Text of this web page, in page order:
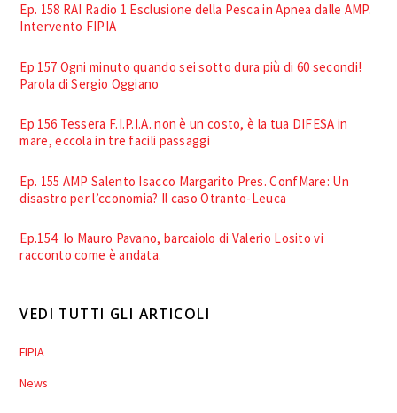
Ep. 158 RAI Radio 1 Esclusione della Pesca in Apnea dalle AMP.
Intervento FIPIA
Ep 157 Ogni minuto quando sei sotto dura più di 60 secondi!
Parola di Sergio Oggiano
Ep 156 Tessera F.I.P.I.A. non è un costo, è la tua DIFESA in
mare, eccola in tre facili passaggi
Ep. 155 AMP Salento Isacco Margarito Pres. ConfMare: Un
disastro per l’cconomia? Il caso Otranto-Leuca
Ep.154. Io Mauro Pavano, barcaiolo di Valerio Losito vi
racconto come è andata.
VEDI TUTTI GLI ARTICOLI
FIPIA
News